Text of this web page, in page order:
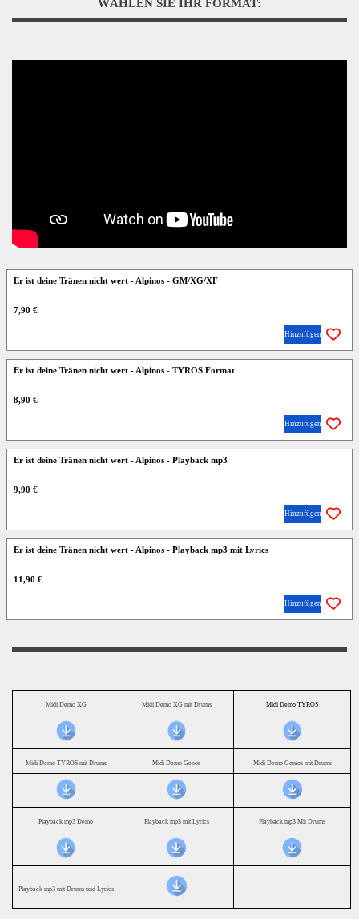
WÄHLEN SIE IHR FORMAT:
Er ist deine Tränen nicht wert - Alpinos - GM/XG/XF
7,90 €
Hinzufügen
Er ist deine Tränen nicht wert - Alpinos - TYROS Format
8,90 €
Hinzufügen
Er ist deine Tränen nicht wert - Alpinos - Playback mp3
9,90 €
Hinzufügen
Er ist deine Tränen nicht wert - Alpinos - Playback mp3 mit Lyrics
11,90 €
Hinzufügen
Midi Demo XG Midi Demo XG mit Drums Midi Demo TYROS
Midi Demo TYROS mit Drums Midi Demo Genos Midi Demo Gemos mit Drums
Playback mp3 Demo Playback mp3 mit Lyrics Playback mp3 Mit Drums
Playback mp3 mit Drums und Lyrics